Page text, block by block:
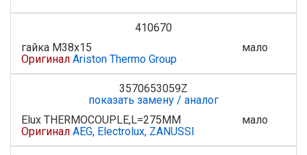
410670
гайка М38х15
Оригинал Ariston Thermo Group
мало
3570653059Z
показать замену / аналог
Elux THERMOCOUPLE,L=275MM
Оригинал AEG, Electrolux, ZANUSSI
мало